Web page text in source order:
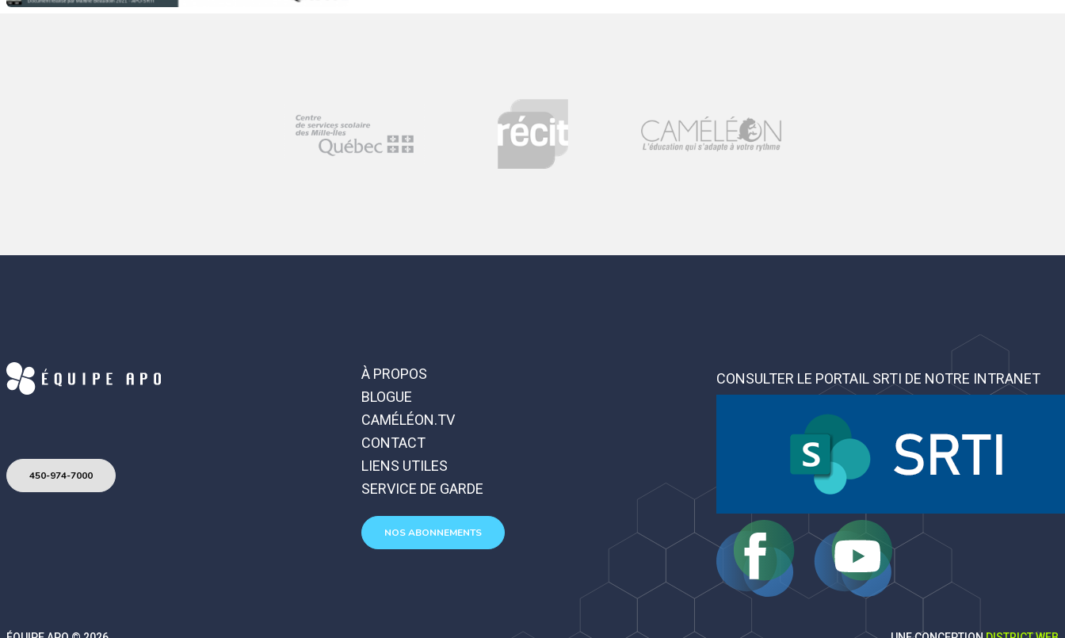
450-974-7000
À PROPOS
BLOGUE
CAMÉLÉON.TV
CONTACT
LIENS UTILES
SERVICE DE GARDE
NOS ABONNEMENTS
CONSULTER LE PORTAIL SRTI DE NOTRE INTRANET